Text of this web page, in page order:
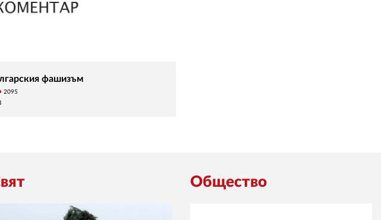
фашизъм
2095
Общество